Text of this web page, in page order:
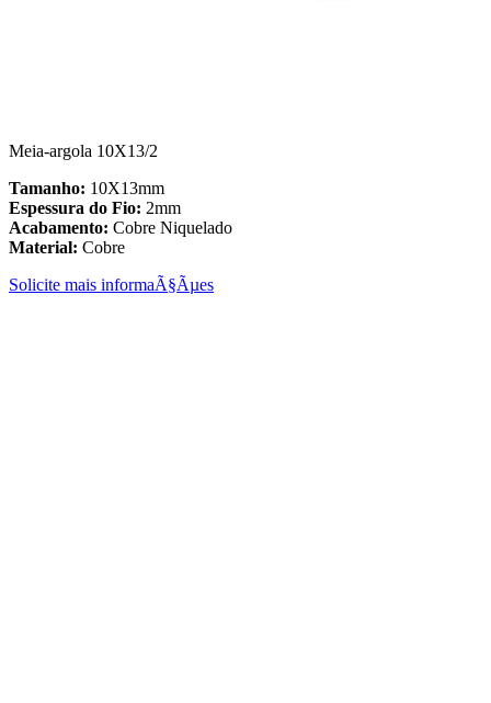
Meia-argola 10X13/2
Tamanho: 10X13mm
Espessura do Fio: 2mm
Acabamento: Cobre Niquelado
Material: Cobre
Solicite mais informaÃ§Ãµes